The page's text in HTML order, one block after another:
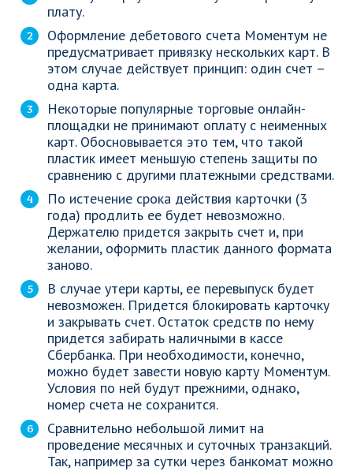
плату.
Оформление дебетового счета Моментум не
предусматривает привязку нескольких карт. В
этом случае действует принцип: один счет –
одна карта.
Некоторые популярные торговые онлайн-
площадки не принимают оплату с неименных
карт. Обосновывается это тем, что такой
пластик имеет меньшую степень защиты по
сравнению с другими платежными средствами.
По истечение срока действия карточки (3
года) продлить ее будет невозможно.
Держателю придется закрыть счет и, при
желании, оформить пластик данного формата
заново.
В случае утери карты, ее перевыпуск будет
невозможен. Придется блокировать карточку
и закрывать счет. Остаток средств по нему
придется забирать наличными в кассе
Сбербанка. При необходимости, конечно,
можно будет завести новую карту Моментум.
Условия по ней будут прежними, однако,
номер счета не сохранится.
Сравнительно небольшой лимит на
проведение месячных и суточных транзакций.
Так, например за сутки через банкомат можно